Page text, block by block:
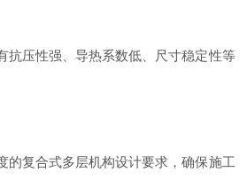
抗压性强、导热系数低、尺寸稳定性等
的复合式多层机构设计要求，确保施工